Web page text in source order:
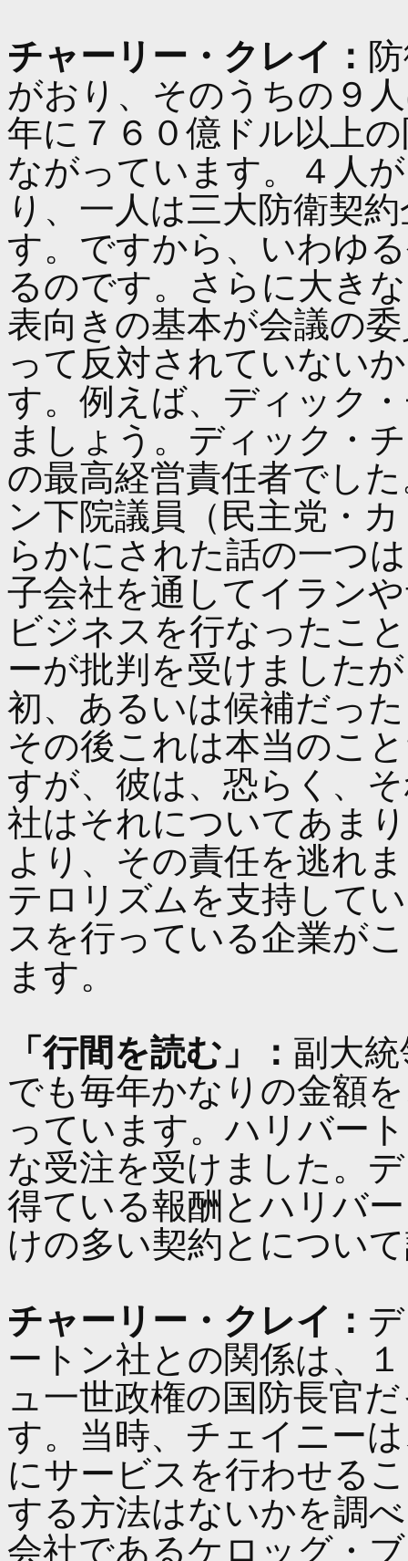
チャーリー・クレイ：
がおり、そのうちの９
年に７６０億ドル以上
ながっています。４人
り、一人は三大防衛契
す。ですから、いわゆ
るのです。さらに大き
表向きの基本が会議の
って反対されていない
す。例えば、ディック
ましょう。ディック・
の最高経営責任者でし
ン下院議員（民主党・
らかにされた話の一つ
子会社を通してイラン
ビジネスを行なったこ
ーが批判を受けました
初、あるいは候補だっ
その後これは本当のこ
すが、彼は、恐らく、
社はそれについてあま
より、その責任を逃れ
テロリズムを支持して
スを行っている企業が
ます。
「行間を読む」： 副大
でも毎年かなりの金額
っています。ハリバー
な受注を受けました。
得ている報酬とハリバ
けの多い契約とについ
チャーリー・クレイ：
ートン社との関係は、
ュ一世政権の国防長官
す。当時、チェイニー
にサービスを行わせる
する方法はないかを調
会社であるケロッグ・